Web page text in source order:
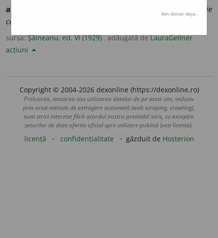
abis
umple de văpaie
cereștile abisuri
sursa:Șăineanu, ed. VI (1929) adăugată deLauraGellner
acțiuni
Copyright © 2004-2026 dexonline (https://dexonline.ro)
Preluarea, stocarea sau utilizarea datelor de pe acest site, inclusiv
prin orice metode de extragere automată (web scraping, crawling),
sunt strict interzise fără acordul nostru prealabil scris, cu excepția
seturilor de date oferite oficial spre utilizare publică (vezi licența).
licență confidențialitate găzduit de Hosterion
Am donat deja.